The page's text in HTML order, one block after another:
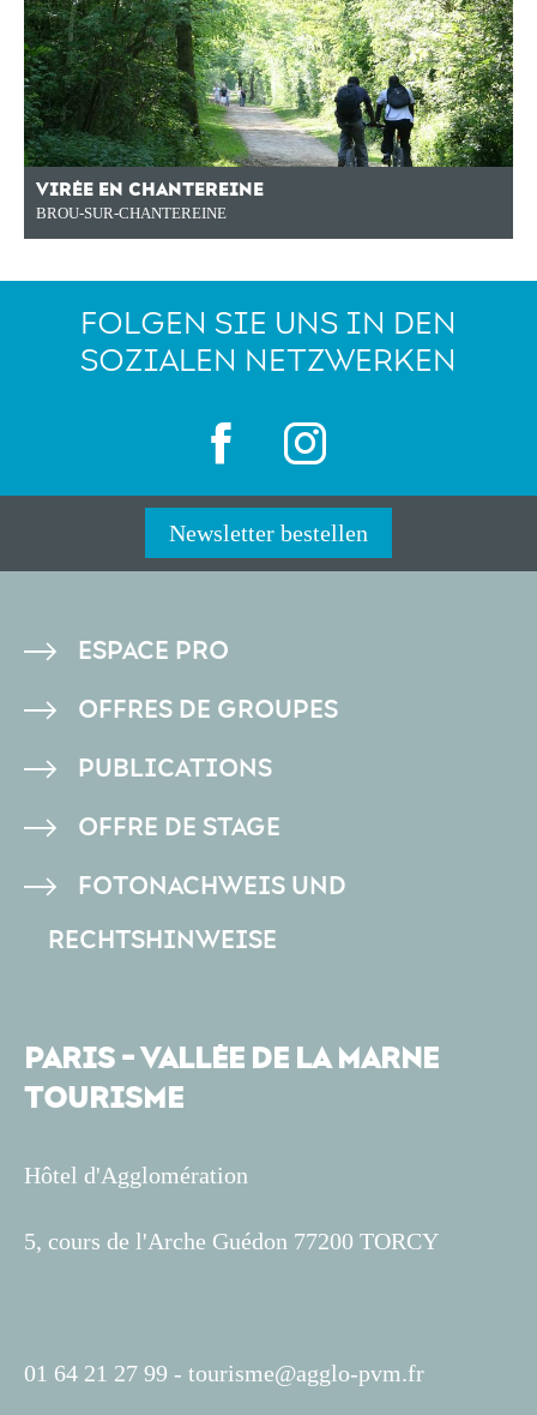
VIRÉE EN CHANTEREINE
BROU-SUR-CHANTEREINE
FOLGEN SIE UNS IN DEN
SOZIALEN NETZWERKEN
Newsletter bestellen
PIED
DE
ESPACE PRO
OFFRES DE GROUPES
PUBLICATIONS
OFFRE DE STAGE
FOTONACHWEIS UND
RECHTSHINWEISE
PARIS - VALLÉE DE LA MARNE
TOURISME
Hôtel d'Agglomération
5, cours de l'Arche Guédon 77200 TORCY
01 64 21 27 99 - tourisme@agglo-pvm.fr